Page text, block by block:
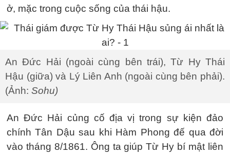
ở, mặc trong cuộc sống của thái hậu.
An Đức Hải (ngoài cùng bên trái), Từ Hy Thái
Hậu (giữa) và Lý Liên Anh (ngoài cùng bên phải).
(Ảnh: Sohu)
An Đức Hải củng cố địa vị trong sự kiện đảo
chính Tân Dậu sau khi Hàm Phong đế qua đời
vào tháng 8/1861. Ông ta giúp Từ Hy bí mật liên